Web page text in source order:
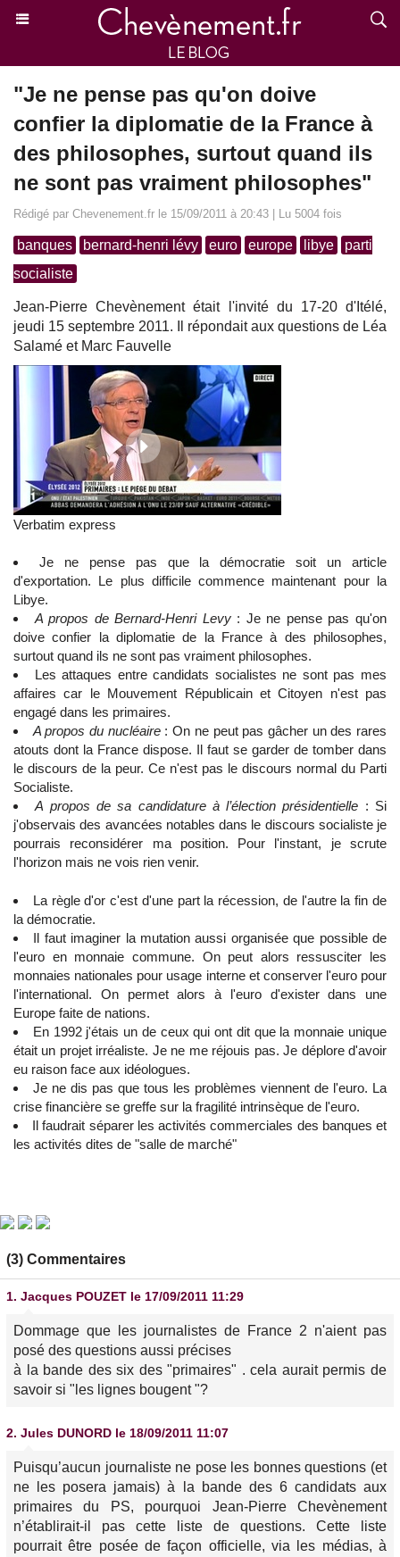
"Je ne pense pas qu'on doive
confier la diplomatie de la France à
des philosophes, surtout quand ils
ne sont pas vraiment philosophes"
Rédigé par Chevenement.fr le 15/09/2011 à 20:43 | Lu 5004 fois
banques bernard-henri lévy euro europe libye
parti
socialiste
Jean-Pierre Chevènement était l'invité du 17-20 d'Itélé,
jeudi 15 septembre 2011. Il répondait aux questions de Léa
Salamé et Marc Fauvelle
Verbatim express
Je ne pense pas que la démocratie soit un article
d'exportation. Le plus difficile commence maintenant pour la
Libye.
A propos de Bernard-Henri Levy: Je ne pense pas qu'on
doive confier la diplomatie de la France à des philosophes,
surtout quand ils ne sont pas vraiment philosophes.
Les attaques entre candidats socialistes ne sont pas mes
affaires car le Mouvement Républicain et Citoyen n'est pas
engagé dans les primaires.
A propos du nucléaire : On ne peut pas gâcher un des rares
atouts dont la France dispose. Il faut se garder de tomber dans
le discours de la peur. Ce n'est pas le discours normal du Parti
Socialiste.
A propos de sa candidature à l’élection présidentielle : Si
j'observais des avancées notables dans le discours socialiste je
pourrais reconsidérer ma position. Pour l'instant, je scrute
l'horizon mais ne vois rien venir.
La règle d'or c'est d'une part la récession, de l'autre la fin de
la démocratie.
Il faut imaginer la mutation aussi organisée que possible de
l'euro en monnaie commune. On peut alors ressusciter les
monnaies nationales pour usage interne et conserver l'euro pour
l'international. On permet alors à l'euro d'exister dans une
Europe faite de nations.
En 1992 j'étais un de ceux qui ont dit que la monnaie unique
était un projet irréaliste. Je ne me réjouis pas. Je déplore d'avoir
eu raison face aux idéologues.
Je ne dis pas que tous les problèmes viennent de l'euro. La
crise financière se greffe sur la fragilité intrinsèque de l'euro.
Il faudrait séparer les activités commerciales des banques et
les activités dites de "salle de marché"
(3) Commentaires
1. Jacques POUZET le 17/09/2011 11:29
Dommage que les journalistes de France 2 n'aient pas
posé des questions aussi précises
à la bande des six des "primaires" . cela aurait permis de
savoir si "les lignes bougent "?
2. Jules DUNORD le 18/09/2011 11:07
Puisqu’aucun journaliste ne pose les bonnes questions (et
ne les posera jamais) à la bande des 6 candidats aux
primaires du PS, pourquoi Jean-Pierre Chevènement
n’établirait-il pas cette liste de questions. Cette liste
pourrait être posée de façon officielle, via les médias, à